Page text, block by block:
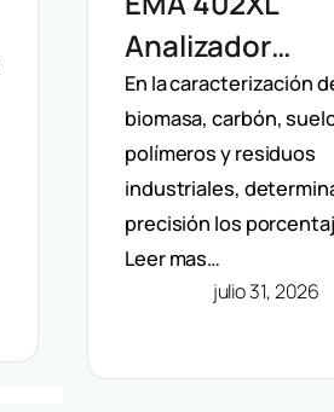
Analizador
Elemental
CHNS Velp:
Caracterización
Muestras
Heterogéneas Y
Grandes
En la caracterización
biomasa, carbón,
polímeros y residuos
industriales,
precisión los
Leer mas…
julio 31, 2026